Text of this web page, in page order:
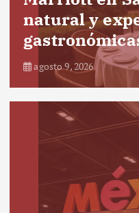
natural y
agosto 9, 2026